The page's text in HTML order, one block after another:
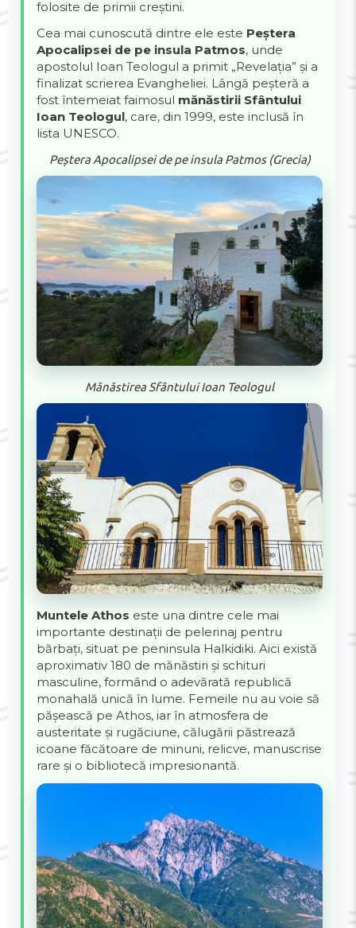
folosite de primii creștini.
Cea mai cunoscută dintre ele este Peștera
Apocalipsei de pe insula Patmos, unde
apostolul Ioan Teologul a primit „Revelația” și a
finalizat scrierea Evangheliei. Lângă peșteră a
fost întemeiat faimosul mănăstirii Sfântului
Ioan Teologul, care, din 1999, este inclusă în
lista UNESCO.
Peștera Apocalipsei de pe insula Patmos (Grecia)
Mănăstirea Sfântului Ioan Teologul
Muntele Athos este una dintre cele mai
importante destinații de pelerinaj pentru
bărbați, situat pe peninsula Halkidiki. Aici există
aproximativ 180 de mănăstiri și schituri
masculine, formând o adevărată republică
monahală unică în lume. Femeile nu au voie să
pășească pe Athos, iar în atmosfera de
austeritate și rugăciune, călugării păstrează
icoane făcătoare de minuni, relicve, manuscrise
rare și o bibliotecă impresionantă.